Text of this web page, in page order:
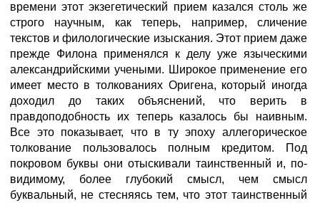
времени этот экзегетический прием казался столь же
строго научным, как теперь, например, сличение
текстов и филологические изыскания. Этот прием даже
прежде Филона применялся к делу уже языческими
александрийскими учеными. Широкое применение его
имеет место в толкованиях Оригена, который иногда
доходил до таких объяснений, что верить в
правдоподобность их теперь казалось бы наивным.
Все это показывает, что в ту эпоху аллегорическое
толкование пользовалось полным кредитом. Под
покровом буквы они отыскивали таинственный и, по-
видимому, более глубокий смысл, чем смысл
буквальный, не стесняясь тем, что этот таинственный